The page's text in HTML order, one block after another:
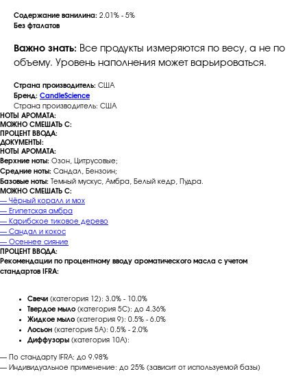
Содержание ванилина: 2.01% - 5%
Без фталатов
Важно знать: Все продукты измеряются по весу, а не по
объему. Уровень наполнения может варьироваться.
Страна производитель: США
Бренд: CandleScience
Страна производитель: США
НОТЫ АРОМАТА:
МОЖНО СМЕШАТЬ С:
ПРОЦЕНТ ВВОДА:
ДОКУМЕНТЫ:
НОТЫ АРОМАТА:
Верхние ноты: Озон, Цитрусовые;
Средние ноты: Сандал, Бензоин;
Базовые ноты: Темный мускус, Амбра, Белый кедр, Пудра.
МОЖНО СМЕШАТЬ С:
— Чёрный коралл и мох
— Египетская амбра
— Карибское тиковое дерево
— Сандал и кокос
— Осеннее сияние
ПРОЦЕНТ ВВОДА:
Рекомендации по процентному вводу ароматического масла с учетом
стандартов IFRA:
Свечи (категория 12): 3.0% - 10.0%
Твердое мыло(категория 5C): до 4.36%
Жидкое мыло(категория 9): 0.5% - 6.0%
Лосьон (категория 5A): 0.5% - 2.0%
Диффузоры (категория 10A):
— По стандарту IFRA: до 9.98%
— Индивидуальное применение: до 25% (зависит от используемой базы)